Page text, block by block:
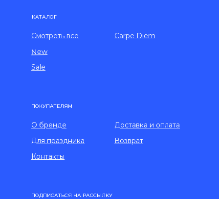
О бренде
Доставка и оплата
Возврат
КАТАЛОГ
ПОКУПАТЕЛЯМ
Carpe Diem
Смотреть все
New
Sale
ПОДПИСАТЬСЯ НА РАССЫЛКУ
Контакты
Для праздника